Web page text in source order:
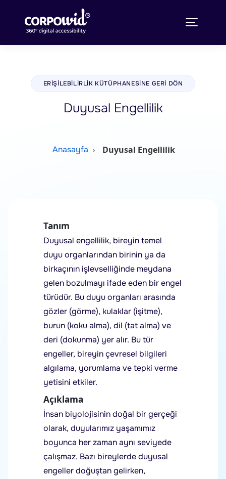
ERIŞILEBILIRLIK KÜTÜPHANESINE GERI DÖN
Duyusal Engellilik
Anasayfa Duyusal Engellilik
Tanım
Duyusal engellilik, bireyin temel
duyu organlarından birinin ya da
birkaçının işlevselliğinde meydana
gelen bozulmayı ifade eden bir engel
türüdür. Bu duyu organları arasında
gözler (görme), kulaklar (işitme),
burun (koku alma), dil (tat alma) ve
deri (dokunma) yer alır. Bu tür
engeller, bireyin çevresel bilgileri
algılama, yorumlama ve tepki verme
yetisini etkiler.
Açıklama
İnsan biyolojisinin doğal bir gerçeği
olarak, duyularımız yaşamımız
boyunca her zaman aynı seviyede
çalışmaz. Bazı bireylerde duyusal
engeller doğuştan gelirken,